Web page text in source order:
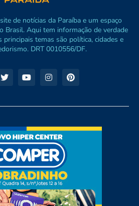
de notícias da Paraíba e um espaço
Brasil. Aqui tem informação de verdade
principais temas são política, cidades e
DRT 0010556/DF.